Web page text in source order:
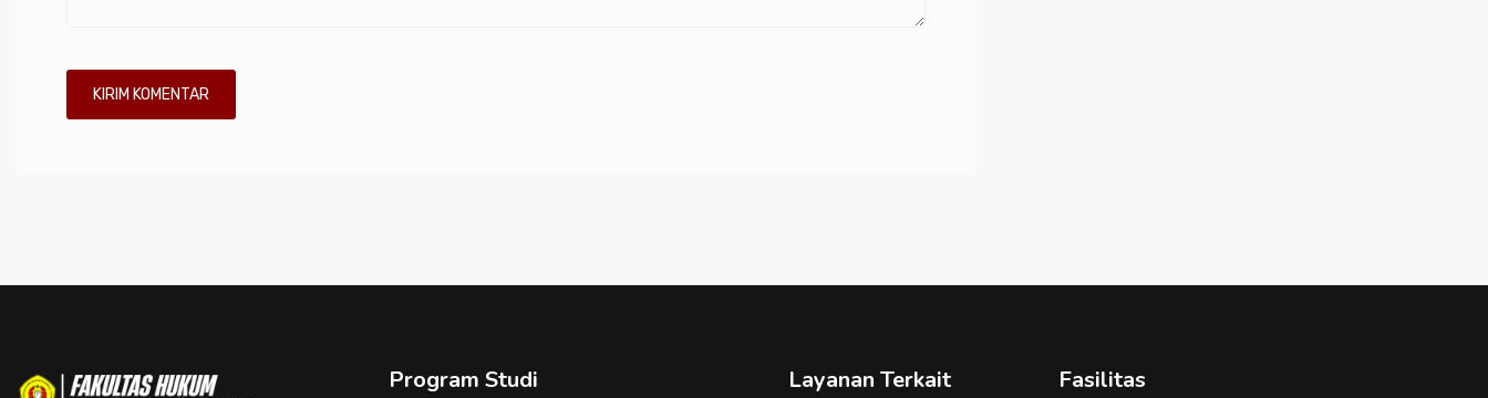
Program Studi Layanan Terkait Fasilitas